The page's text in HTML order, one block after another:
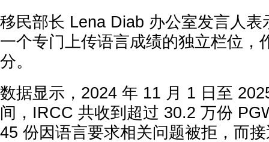
移民部长 Lena Diab 办公室发言人
一个专门上传语言成绩的独立栏位，
分。
数据显示，2024 年 11 月 1 日至
间，IRCC 共收到超过 30.2 万份
45 份因语言要求相关问题被拒，而